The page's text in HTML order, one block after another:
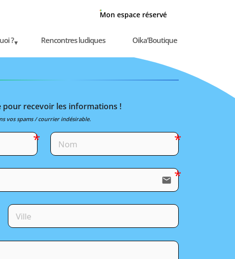
Mon espace réservé
? Rencontres ludiques Oika’Boutique
recevoir les informations !
vos spams / courrier indésirable.
email